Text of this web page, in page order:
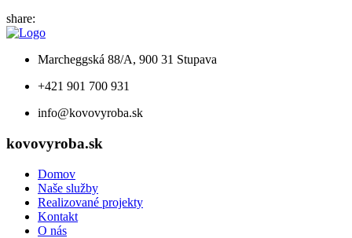
share:
Marcheggská 88/A, 900 31 Stupava
+421 901 700 931
info@kovovyroba.sk
kovovyroba.sk
Domov
Naše služby
Realizované projekty
Kontakt
O nás